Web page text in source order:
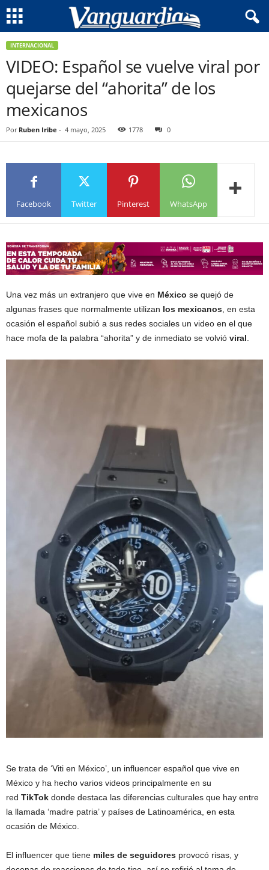
INTERNACIONAL
VIDEO: Español se vuelve viral por
quejarse del “ahorita” de los
mexicanos
Por Ruben Iribe - 4 mayo, 2025 1778 0
Facebook Twitter Pinterest WhatsApp
Una vez más un extranjero que vive en México se quejó de
algunas frases que normalmente utilizan los mexicanos , en esta
ocasión el español subió a sus redes sociales un video en el que
hace mofa de la palabra “ahorita” y de inmediato se volvió viral
Se trata de ‘Viti en México’, un influencer español que vive en
México y ha hecho varios videos principalmente en su
red TikTok donde destaca las diferencias culturales que hay entre
la llamada ‘madre patria’ y países de Latinoamérica, en esta
ocasión de México.
El influencer que tiene miles de seguidores provocó risas, y